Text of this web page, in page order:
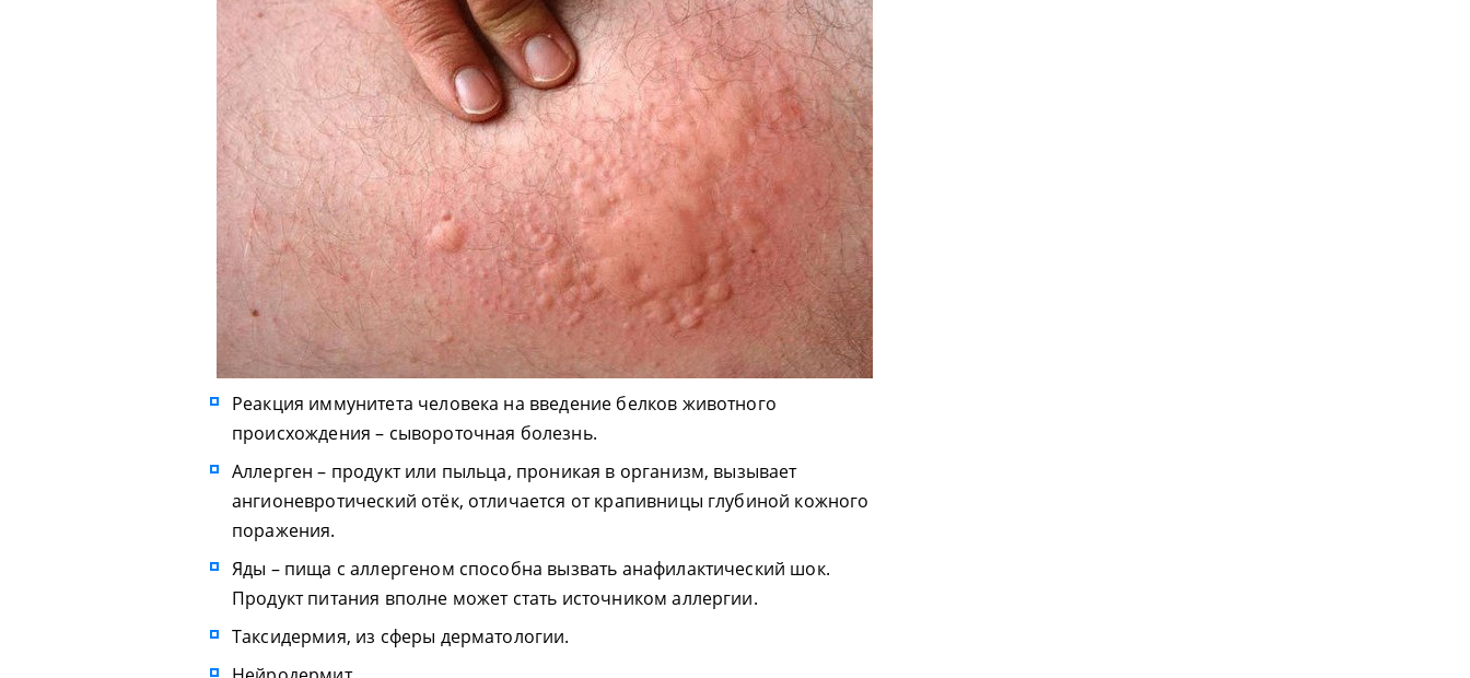
Реакция иммунитета человека на введение белков животного
происхождения – сывороточная болезнь.
Аллерген – продукт или пыльца, проникая в организм, вызывает
ангионевротический отёк, отличается от крапивницы глубиной кожного
поражения.
Яды – пища с аллергеном способна вызвать анафилактический шок.
Продукт питания вполне может стать источником аллергии.
Таксидермия, из сферы дерматологии.